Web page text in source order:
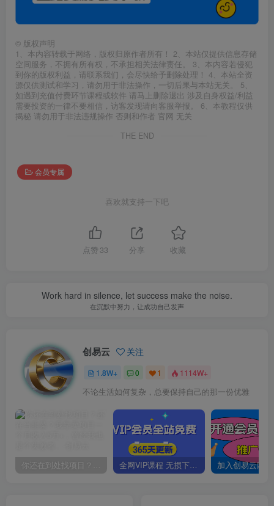
© 版权声明
1、本内容转载于网络，版权归原作者所有！ 2、本站仅提供信息存储
空间服务，不拥有所有权，不承担相关法律责任。 3、本内容若侵犯
到你的版权利益，请联系我们，会尽快给予删除处理！ 4、本站全资
源仅供测试和学习，请勿用于非法操作，一切后果与本站无关。 5、
如遇到充值付费环节课程或软件 请马上删除退出 涉及自身权益/利益
需要投资的一律不要相信，访客发现请向客服举报。 6、本教程仅供
揭秘 请勿用于非法违规操作 否则和作者 官网 无关
THE END
会员专属
喜欢就支持一下吧
点赞 33 分享 收藏
Work hard in silence, let success make the noise.
在沉默中努力，让成功自己发声
创易云 关注
1.8W+ 0 1 1114W+
不论生活如何复杂，总要保持自己的那一份优雅
你还在到处找项目？还在当韭菜？我靠卖项目一个月收入5万+，曾经我也是个失败者。 全网VIP课程 无损下载~